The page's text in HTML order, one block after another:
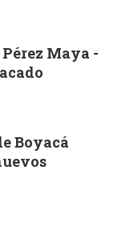
Maya -
Boyacá